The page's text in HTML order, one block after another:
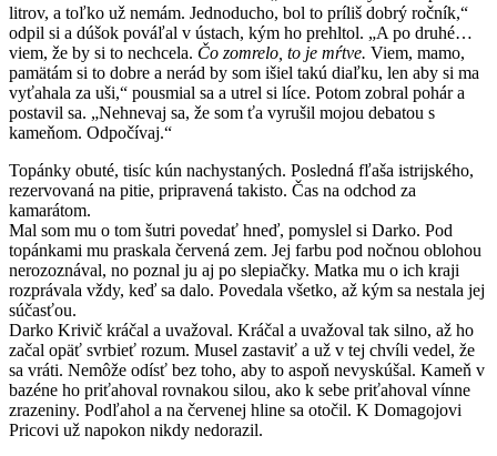
litrov, a toľko už nemám. Jednoducho, bol to príliš dobrý ročník,“
odpil si a dúšok pováľal v ústach, kým ho prehltol. „A po druhé…
viem, že by si to nechcela. Čo zomrelo, to je mŕtve. Viem, mamo,
pamätám si to dobre a nerád by som išiel takú diaľku, len aby si ma
vyťahala za uši,“ pousmial sa a utrel si líce. Potom zobral pohár a
postavil sa. „Nehnevaj sa, že som ťa vyrušil mojou debatou s
kameňom. Odpočívaj.“
Topánky obuté, tisíc kún nachystaných. Posledná fľaša istrijského,
rezervovaná na pitie, pripravená takisto. Čas na odchod za
kamarátom.
Mal som mu o tom šutri povedať hneď, pomyslel si Darko. Pod
topánkami mu praskala červená zem. Jej farbu pod nočnou oblohou
nerozoznával, no poznal ju aj po slepiačky. Matka mu o ich kraji
rozprávala vždy, keď sa dalo. Povedala všetko, až kým sa nestala jej
súčasťou.
Darko Krivič kráčal a uvažoval. Kráčal a uvažoval tak silno, až ho
začal opäť svrbieť rozum. Musel zastaviť a už v tej chvíli vedel, že
sa vráti. Nemôže odísť bez toho, aby to aspoň nevyskúšal. Kameň v
bazéne ho priťahoval rovnakou silou, ako k sebe priťahoval vínne
zrazeniny. Podľahol a na červenej hline sa otočil. K Domagojovi
Pricovi už napokon nikdy nedorazil.